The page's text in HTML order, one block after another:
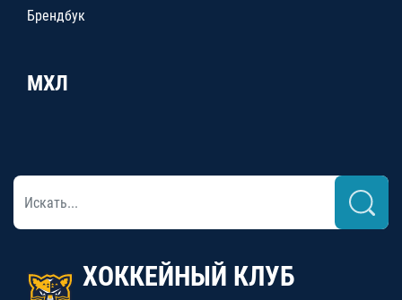
Брендбук
МХЛ
ХОККЕЙНЫЙ КЛУБ